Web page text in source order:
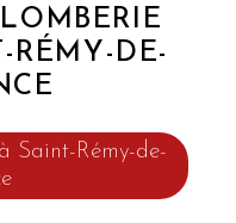
RÉMY-DE-
Saint-Rémy-de-